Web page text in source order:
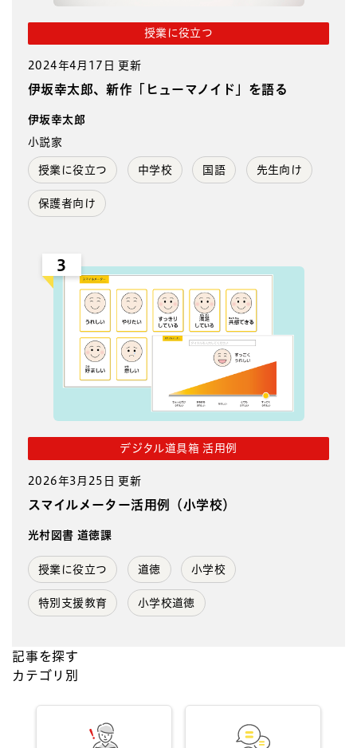
授業に役立つ
2024年4月17日 更新
伊坂幸太郎、新作「ヒューマノイド」を語る
伊坂幸太郎
小説家
授業に役立つ 中学校 国語 先生向け
保護者向け
3
デジタル道具箱 活用例
2026年3月25日 更新
スマイルメーター活用例（小学校）
光村図書 道徳課
授業に役立つ 道徳 小学校
特別支援教育 小学校道徳
記事を探す
カテゴリ別